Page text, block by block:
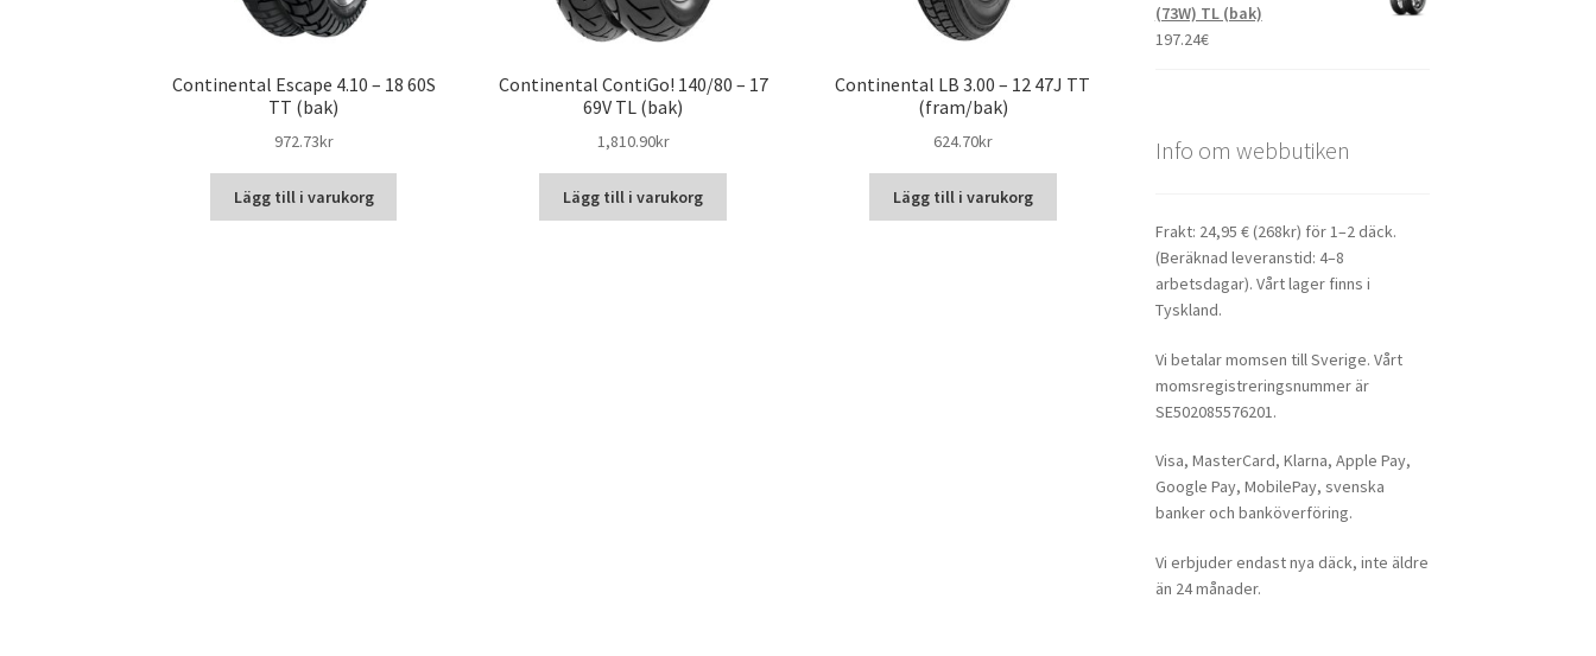
Continental Escape 4.10 – 18 60S
TT (bak)
972.73kr
Lägg till i varukorg
Continental ContiGo! 140/80 – 17
69V TL (bak)
1,810.90kr
Lägg till i varukorg
Continental LB 3.00 – 12 47J TT
(fram/bak)
624.70kr
Lägg till i varukorg
(73W) TL (bak)
197.24€
Info om webbutiken
Frakt: 24,95 € (268kr) för 1–2 däck.
(Beräknad leveranstid: 4–8
arbetsdagar). Vårt lager finns i
Tyskland.
Vi betalar momsen till Sverige. Vårt
momsregistreringsnummer är
SE502085576201.
Visa, MasterCard, Klarna, Apple Pay,
Google Pay, MobilePay, svenska
banker och banköverföring.
Vi erbjuder endast nya däck, inte äldre
än 24 månader.